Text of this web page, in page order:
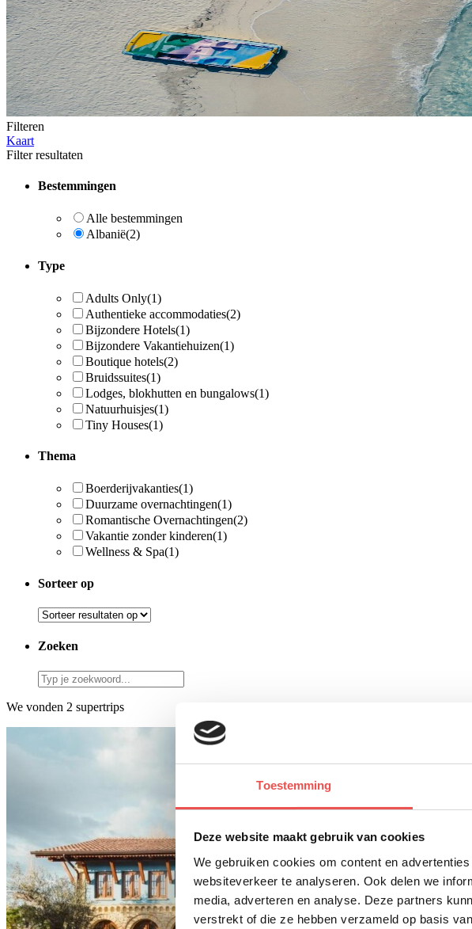
Toestemming
Deze website maakt gebruik van cookies
We gebruiken cookies om content en
websiteverkeer te analyseren. Ook delen we
media, adverteren en analyse. Deze partners
verstrekt of die ze hebben verzameld op basis
Filteren
Kaart
Filter resultaten
Bestemmingen
Alle bestemmingen
Albanië(2)
Type
Adults Only(1)
Authentieke accommodaties(2)
Bijzondere Hotels(1)
Bijzondere Vakantiehuizen(1)
Boutique hotels(2)
Bruidssuites(1)
Lodges, blokhutten en bungalows(1)
Natuurhuisjes(1)
Tiny Houses(1)
Thema
Boerderijvakanties(1)
Duurzame overnachtingen(1)
Romantische Overnachtingen(2)
Vakantie zonder kinderen(1)
Wellness & Spa(1)
Sorteer op
Zoeken
We vonden 2 supertrips